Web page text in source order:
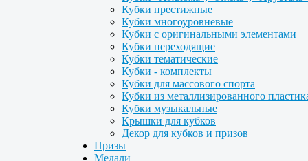
Кубки престижные
Кубки многоуровневые
Кубки с оригинальными элементами
Кубки переходящие
Кубки тематические
Кубки - комплекты
Кубки для массового спорта
Кубки из металлизированного
Кубки музыкальные
Крышки для кубков
Декор для кубков и призов
Призы
Медали